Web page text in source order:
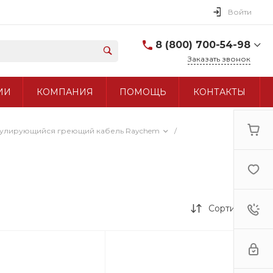
Войти
8 (800) 700-54-98
+7 (495) 960-97-90
Заказать звонок
КОМПАНИЯ ПОМОЩЬ КОНТАКТЫ
греющий кабель Raychem
/
Сортировка